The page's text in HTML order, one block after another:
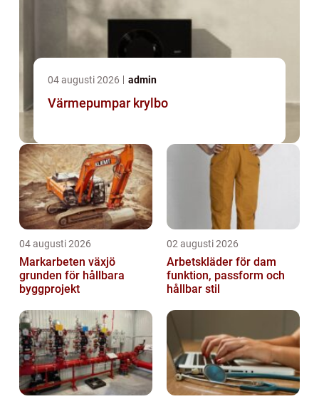
04 augusti 2026 admin
Värmepumpar krylbo
04 augusti 2026
Markarbeten växjö
grunden för hållbara
byggprojekt
02 augusti 2026
Arbetskläder för dam
funktion, passform och
hållbar stil